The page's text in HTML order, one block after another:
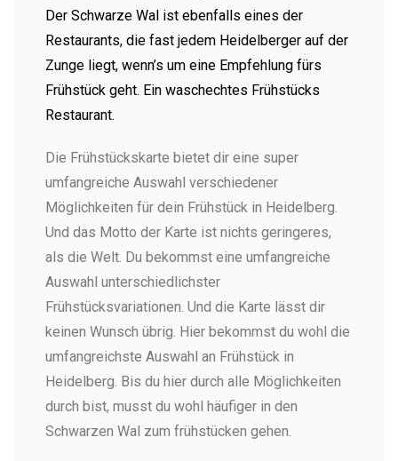
Der Schwarze Wal ist ebenfalls eines der
Restaurants, die fast jedem Heidelberger auf der
Zunge liegt, wenn’s um eine Empfehlung fürs
Frühstück geht. Ein waschechtes Frühstücks
Restaurant.
Die Frühstückskarte bietet dir eine super
umfangreiche Auswahl verschiedener
Möglichkeiten für dein Frühstück in Heidelberg.
Und das Motto der Karte ist nichts geringeres,
als die Welt. Du bekommst eine umfangreiche
Auswahl unterschiedlichster
Frühstücksvariationen. Und die Karte lässt dir
keinen Wunsch übrig. Hier bekommst du wohl die
umfangreichste Auswahl an Frühstück in
Heidelberg. Bis du hier durch alle Möglichkeiten
durch bist, musst du wohl häufiger in den
Schwarzen Wal zum frühstücken gehen.